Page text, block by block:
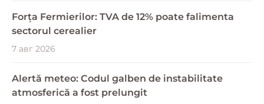
Forța Fermierilor: TVA de 12% poate falimenta
sectorul cerealier
7 авг 2026
Alertă meteo: Codul galben de instabilitate
atmosferică a fost prelungit